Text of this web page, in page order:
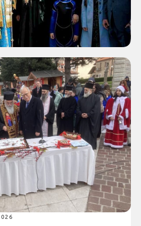
λαμπρότητα
Εορτή των Θεοφανείων
Καλαβρύτων και Αιγιαλείας,
οι...
πίτας του Δήμου
Σεβασμιώτατο
και Αιγιαλείας κ.